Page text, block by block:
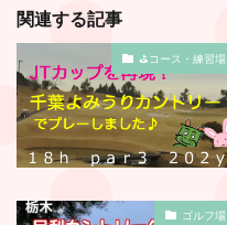
関連する記事
⛳️コース・練習場
ゴルフ場